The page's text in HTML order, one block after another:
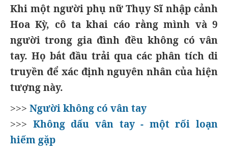
Khi một người phụ nữ Thụy Sĩ nhập cảnh
Hoa Kỳ, cô ta khai cáo rằng mình và 9
người trong gia đình đều không có vân
tay. Họ bắt đầu trải qua các phân tích di
truyền để xác định nguyên nhân của hiện
tượng này.
>>> Người không có vân tay
>>> Không dấu vân tay - một rối loạn
hiếm gặp